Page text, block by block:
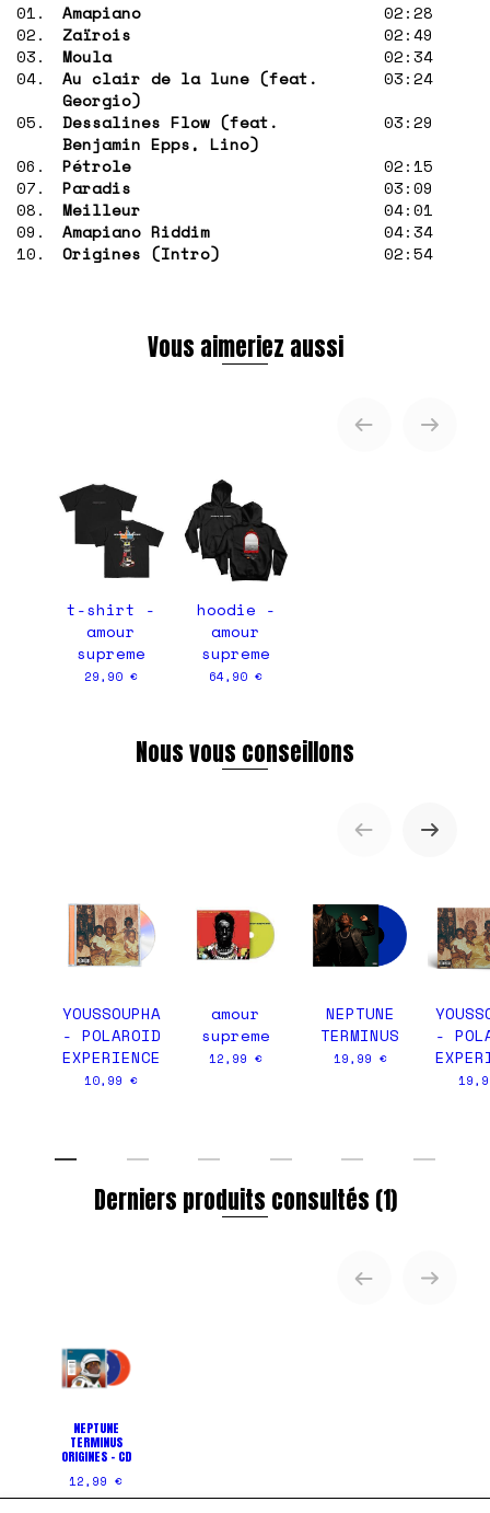
01.
Amapiano
02:28
02.
Zaïrois
02:49
03.
Moula
02:34
04.
Au clair de la lune (feat.
Georgio)
03:24
05.
Dessalines Flow (feat.
Benjamin Epps, Lino)
03:29
06.
Pétrole
02:15
07.
Paradis
03:09
08.
Meilleur
04:01
09.
Amapiano Riddim
04:34
10.
Origines (Intro) 02:54
Vous aimeriez aussi
t-shirt -
amour
supreme
29,90 €
hoodie -
amour
supreme
64,90 €
Nous vous conseillons
YOUSSOUPHA
- POLAROID
EXPERIENCE
10,99 €
amour
supreme
12,99 €
NEPTUNE
TERMINUS
19,99 €
-
Derniers produits consultés (1)
NEPTUNE
TERMINUS
ORIGINES - CD
12,99 €